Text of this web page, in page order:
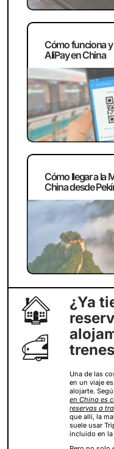
Cómo funciona
AliPay en China
Cómo llegar a la
China desde
¿Ya
Una de las
en un viaje
alojarte.
en China es
reservas a
que allí, la
suele usar
incluido en la